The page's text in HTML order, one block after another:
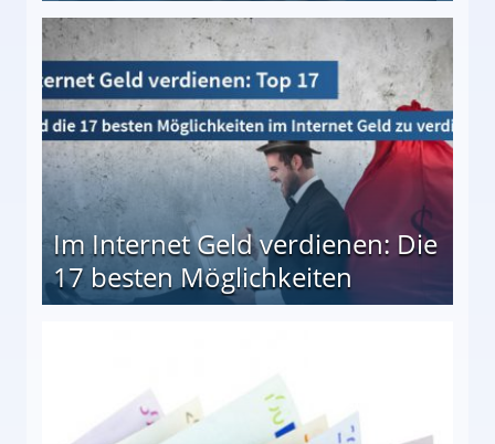
besten Möglichkeiten
Im Internet Geld verdienen: Die
17 besten Möglichkeiten